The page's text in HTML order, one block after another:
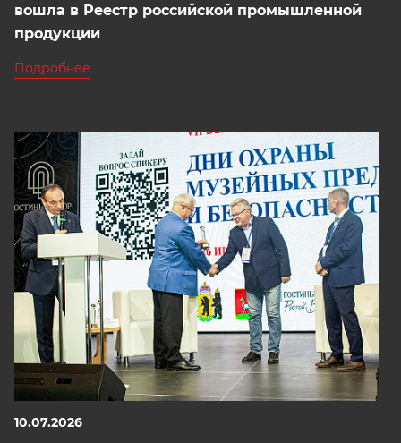
вошла в Реестр российской промышленной
продукции
Подробнее
10.07.2026